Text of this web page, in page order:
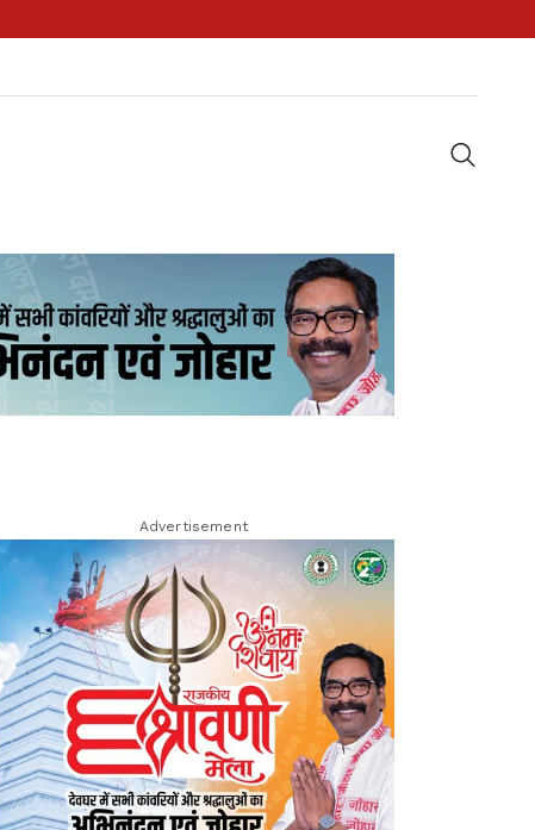
Advertisement